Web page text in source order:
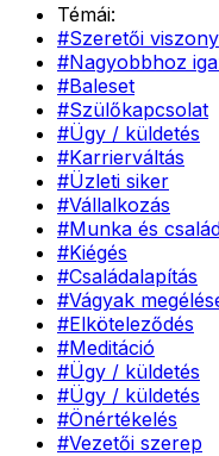
Témái:
#Szeretői viszony
#Nagyobbhoz
#Baleset
#Szülőkapcsolat
#Ügy / küldetés
#Karrierváltás
#Üzleti siker
#Vállalkozás
#Munka és
#Kiégés
#Családalapítás
#Vágyak
#Elköteleződés
#Meditáció
#Ügy / küldetés
#Ügy / küldetés
#Önértékelés
#Vezetői szerep